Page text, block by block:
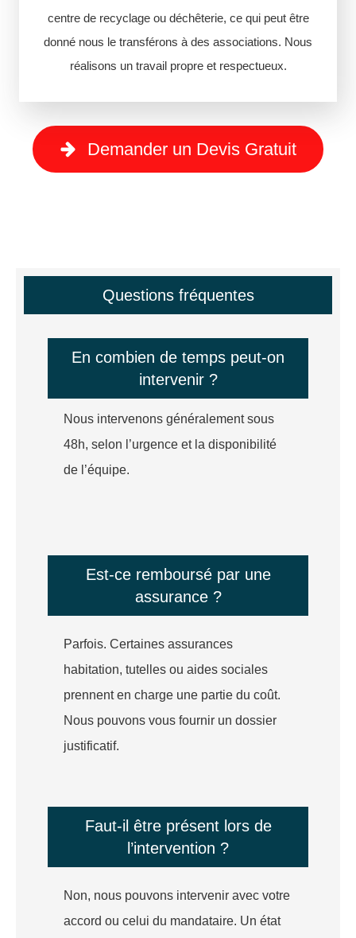
centre de recyclage ou déchêterie, ce qui peut être
donné nous le transférons à des associations. Nous
réalisons un travail propre et respectueux.
Demander un Devis Gratuit
Questions fréquentes
En combien de temps peut-on
intervenir ?
Nous intervenons généralement sous
48h, selon l’urgence et la disponibilité
de l’équipe.
Est-ce remboursé par une
assurance ?
Parfois. Certaines assurances
habitation, tutelles ou aides sociales
prennent en charge une partie du coût.
Nous pouvons vous fournir un dossier
justificatif.
Faut-il être présent lors de
l’intervention ?
Non, nous pouvons intervenir avec votre
accord ou celui du mandataire. Un état